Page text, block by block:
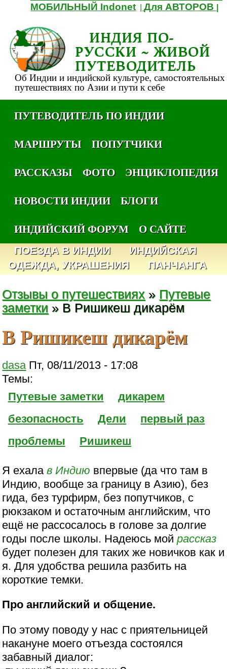
МОБИЛЬНЫЙ Indonet |Для АВТОРОВ
ИНДИЯ ПО-
РУССКИ ~ ЖИВОЙ
ПУТЕВОДИТЕЛЬ
Об Индии и индийской культуре, самостоятельных
путешествиях по Азии и пути к себе
ПУТЕВОДИТЕЛЬ ПО ИНДИИ
МАРШРУТЫ
ПОПУТЧИКИ
РАССКАЗЫ
ФОТО
ЭНЦИКЛОПЕДИЯ
НОВОСТИ ИНДИИ
БЛОГИ
ИНДИЙСКИЙ ФОРУМ
О САЙТЕ
ПОЕЗДА В ИНДИИ
ИНДИЙСКАЯ
ОДЕЖДА, УКРАШЕНИЯ
ПАНЧАНГА
Отзывы о путешествиях » Путевые
заметки » В Ришикеш дикарём
В Ришикеш дикарём
dasa Пт, 08/11/2013 - 17:08
Темы:
Путевые заметки
дикарем
безопасность
Дели
первый раз
проблемы
Ришикеш
Я ехалав Индию впервые (да что там в
Индию, вообще за границу в Азию), без
гида, без турфирм, без попутчиков, с
рюкзаком и остаточным английским, что
ещё не рассосалось в голове за долгие
годы после школы. Надеюсь мойрассказ
будет полезен для таких же новичков как и
я. Для удобства решила разбить на
короткие темки.
Про английский и общение.
По этому поводу у нас с приятельницей
накануне моего отъезда состоялся
забавный диалог: